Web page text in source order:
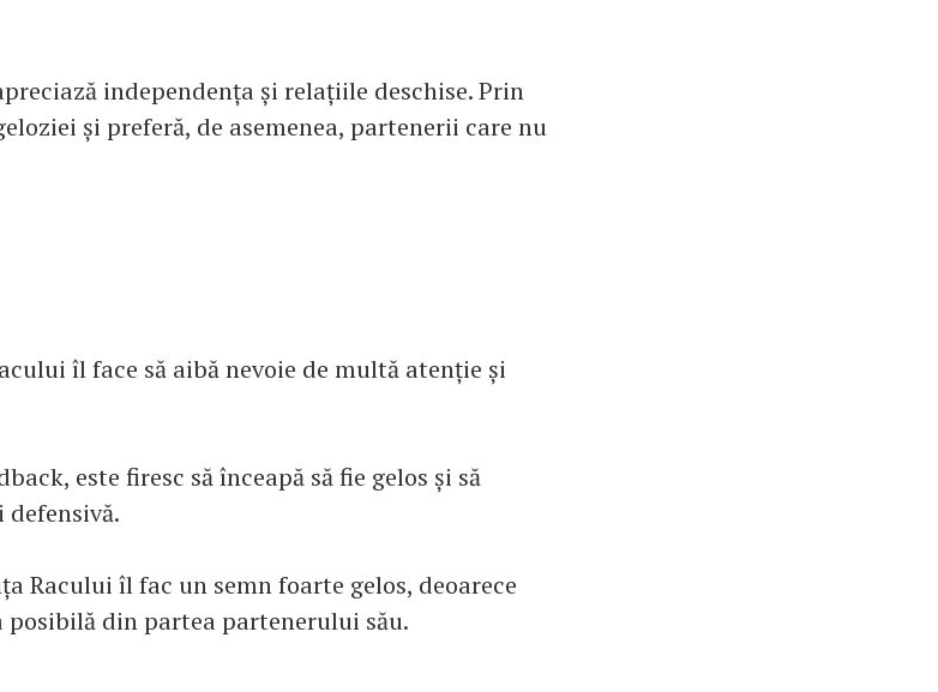
independența și relațiile deschise. Prin
și preferă, de asemenea, partenerii care nu
îl face să aibă nevoie de multă atenție și
este firesc să înceapă să fie gelos și să
defensivă.
Racului îl fac un semn foarte gelos, deoarece
posibilă din partea partenerului său.